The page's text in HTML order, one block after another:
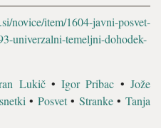
novice/item/1604-javni-posvet-
univerzalni-temeljni-dohodek-
Lukič•Igor Pribac •Jože
• Posvet• Stranke•Tanja